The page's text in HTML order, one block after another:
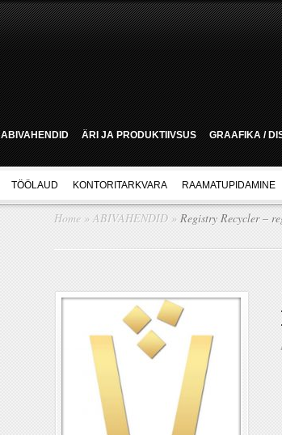
ABIVAHENDID ÄRI JA PRODUKTIIVSUS GRAAFIKA /
TÖÖLAUD KONTORITARKVARA RAAMATUPIDAMINE
Home » ABIVAHENDID » Registry Recycler –